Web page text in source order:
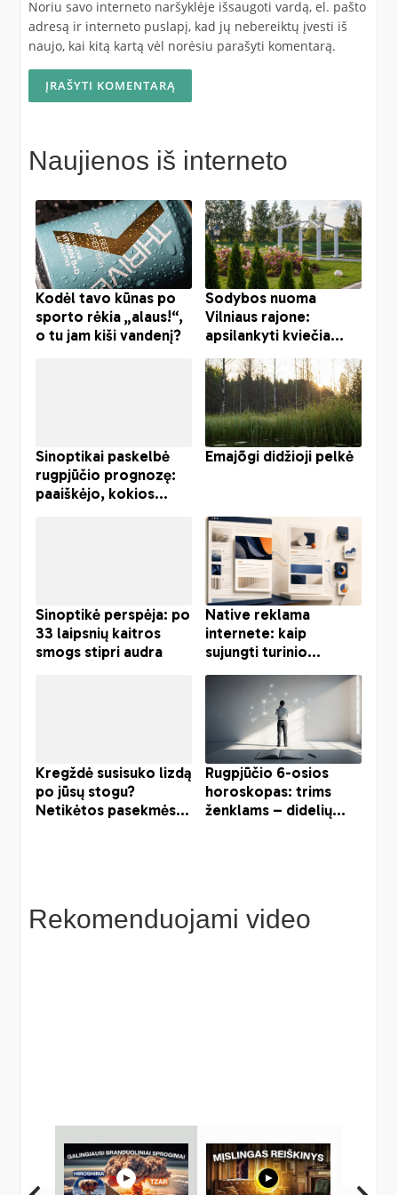
Noriu savo interneto naršyklėje išsaugoti vardą, el. pašto
adresą ir interneto puslapį, kad jų nebereiktų įvesti iš
naujo, kai kitą kartą vėl norėsiu parašyti komentarą.
Naujienos iš interneto
Rekomenduojami video